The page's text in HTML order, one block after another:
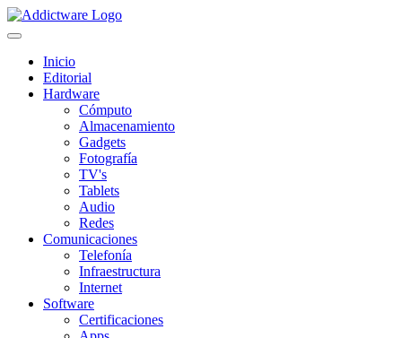
Inicio
Editorial
Hardware
Cómputo
Almacenamiento
Gadgets
Fotografía
TV's
Tablets
Audio
Redes
Comunicaciones
Telefonía
Infraestructura
Internet
Software
Certificaciones